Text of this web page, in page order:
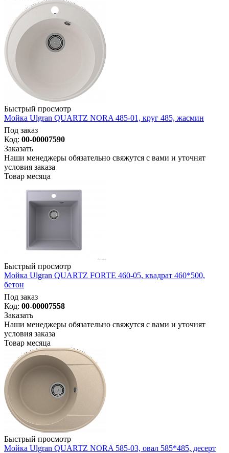
Быстрый просмотр
Мойка Ulgran QUARTZ NORA 485-01, круг 485, жасмин
Под заказ
Код: 00-00007590
Заказать
Наши менеджеры обязательно свяжутся с вами и уточнят
условия заказа
Товар месяца
Быстрый просмотр
Мойка Ulgran QUARTZ FORTE 460-05, квадрат 460*500,
бетон
Под заказ
Код: 00-00007558
Заказать
Наши менеджеры обязательно свяжутся с вами и уточнят
условия заказа
Товар месяца
Быстрый просмотр
Мойка Ulgran QUARTZ NORA 585-03, овал 585*485, десерт